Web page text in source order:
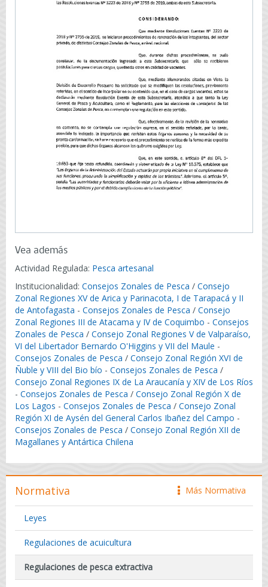
Vea además
Actividad Regulada: Pesca artesanal
Institucionalidad: Consejos Zonales de Pesca / Consejo
Zonal Regiones XV de Arica y Parinacota, I de Tarapacá y II
de Antofagasta - Consejos Zonales de Pesca / Consejo
Zonal Regiones III de Atacama y IV de Coquimbo - Consejos
Zonales de Pesca / Consejo Zonal Regiones V de Valparaíso,
VI del Libertador Bernardo O'Higgins y VII del Maule -
Consejos Zonales de Pesca / Consejo Zonal Región XVI de
Ñuble y VIII del Bio bío - Consejos Zonales de Pesca /
Consejo Zonal Regiones IX de La Araucanía y XIV de Los Ríos
- Consejos Zonales de Pesca / Consejo Zonal Región X de
Los Lagos - Consejos Zonales de Pesca / Consejo Zonal
Región XI de Aysén del General Carlos Ibañez del Campo -
Consejos Zonales de Pesca / Consejo Zonal Región XII de
Magallanes y Antártica Chilena
icono
Más Normativa
Normativa
Leyes
Regulaciones de acuicultura
Regulaciones de pesca extractiva